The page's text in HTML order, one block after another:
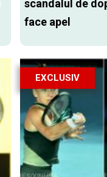
scandalul de
face apel
EXCLUSIV